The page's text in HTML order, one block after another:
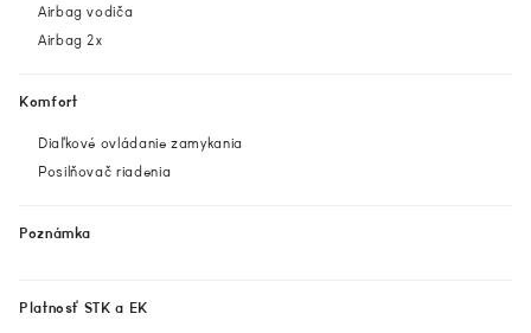
Airbag vodiča
Airbag 2x
Komfort
Diaľkové ovládanie zamykania
Posilňovač riadenia
Poznámka
Platnosť STK a EK